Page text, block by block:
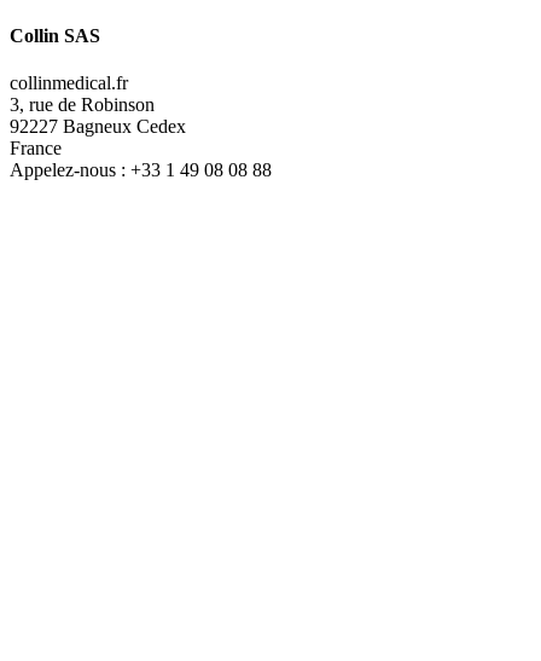
Collin SAS
collinmedical.fr
3, rue de Robinson
92227 Bagneux Cedex
France
Appelez-nous : +33 1 49 08 08 88